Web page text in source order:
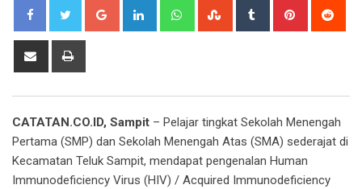
Google+ LinkedIn WhatsappStumbleUpon
Tumblr Pinterest
Share
CATATAN.CO.ID, Sampit – Pelajar tingkat Sekolah Menengah
Pertama (SMP) dan Sekolah Menengah Atas (SMA) sederajat di
Kecamatan Teluk Sampit, mendapat pengenalan Human
Immunodeficiency Virus (HIV) / Acquired Immunodeficiency